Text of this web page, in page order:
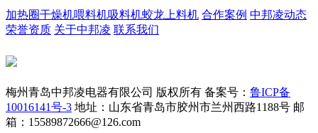
加热圈干燥机喂料机吸料机蛟龙上料机 合作案例 中邦凌动态
荣誉资质 关于中邦凌 联系我们
梅州青岛中邦凌电器有限公司 版权所有 备案号： 鲁ICP备
10016141号-3 地址：山东省青岛市胶州市兰州西路1188号 邮
箱：15589872666@126.com